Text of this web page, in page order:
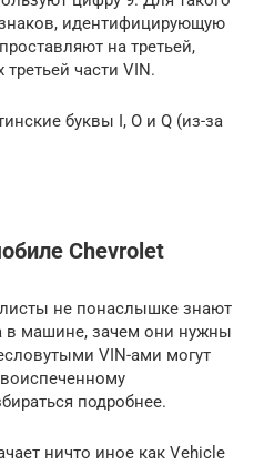
идентифицирующую
на третьей,
части VIN.
буквы I, O и Q (из-за
Chevrolet
не понаслышке знают
в машине, зачем они нужны
VIN-ами могут
подробнее.
ничто иное как Vehicle